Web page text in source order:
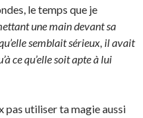
le temps que je
une main devant sa
semblait sérieux, il avait
ce qu’elle soit apte à lui
pas utiliser ta magie aussi